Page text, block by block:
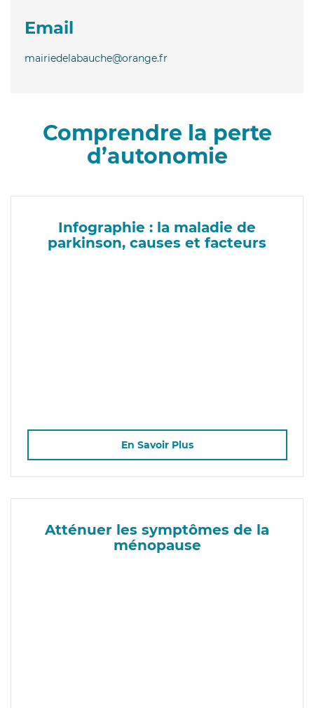
Email
mairiedelabauche@orange.fr
Comprendre la perte
d’autonomie
Infographie : la maladie de
parkinson, causes et facteurs
En Savoir Plus
Atténuer les symptômes de la
ménopause